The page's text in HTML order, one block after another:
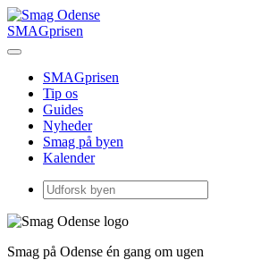
SMAGprisen
SMAGprisen
Tip os
Guides
Nyheder
Smag på byen
Kalender
Smag på Odense én gang om ugen